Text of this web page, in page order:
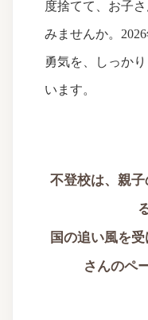
度捨てて、お子
みませんか。
勇気を、しっか
います。
不登校は、親
国の追い風を
さんのペ